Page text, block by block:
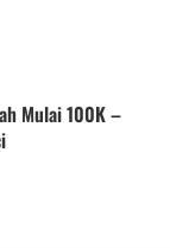
Mulai 100K –